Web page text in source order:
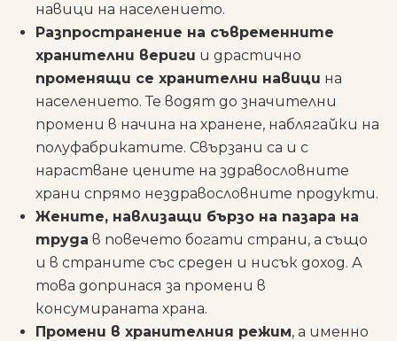
навици на населението.
Разпространение на съвременните
хранителни вериги и драстично
променящи се хранителни навици на
населението. Те водят до значителни
промени в начина на хранене, наблягайки на
полуфабрикатите. Свързани са и с
нарастване цените на здравословните
храни спрямо нездравословните продукти.
Жените, навлизащи бързо на пазара на
труда в повечето богати страни, а също
и в страните със среден и нисък доход. А
това допринася за промени в
консумираната храна.
Промени в хранителния режим, а именно